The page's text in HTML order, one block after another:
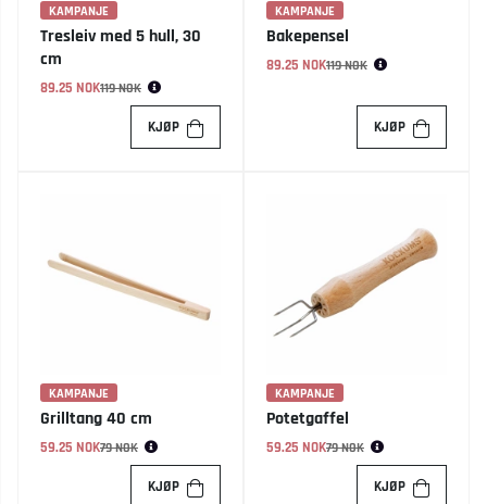
KAMPANJE
Tresleiv med 5 hull, 30
cm
89.25 NOK
Vanlig pris:119 NOK
KJØP
KAMPANJE
Bakepensel
89.25 NOK
Vanlig pris:119 NOK
KJØP
KAMPANJE
Grilltang 40 cm
59.25 NOK
Vanlig pris:79 NOK
KJØP
KAMPANJE
Potetgaffel
59.25 NOK
Vanlig pris:79 NOK
KJØP